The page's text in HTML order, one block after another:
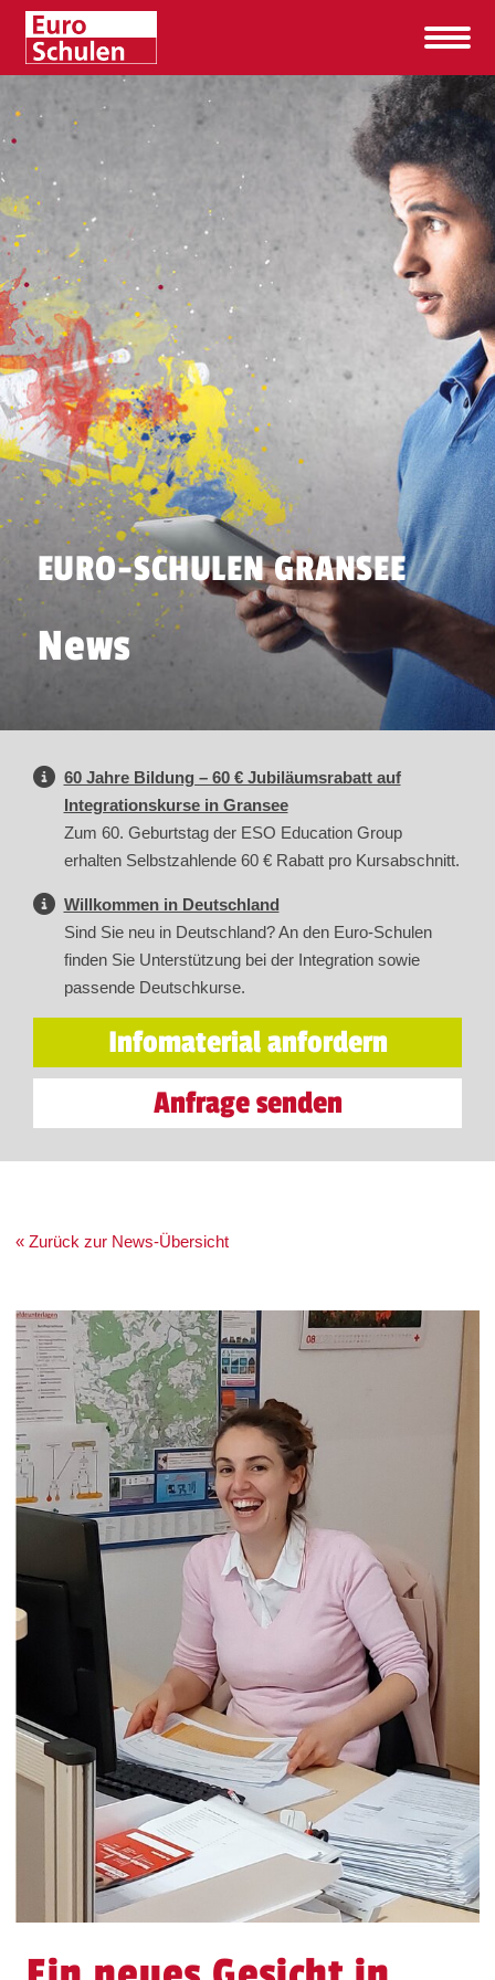
EURO-SCHULEN GRANSEE
News
60 Jahre Bildung – 60 € Jubiläumsrabatt auf
Integrationskurse in Gransee
Zum 60. Geburtstag der ESO Education Group
erhalten Selbstzahlende 60 € Rabatt pro Kursabschnitt.
Willkommen in Deutschland
Sind Sie neu in Deutschland? An den Euro-Schulen
finden Sie Unterstützung bei der Integration sowie
passende Deutschkurse.
Infomaterial anfordern
Anfrage senden
« Zurück zur News-Übersicht